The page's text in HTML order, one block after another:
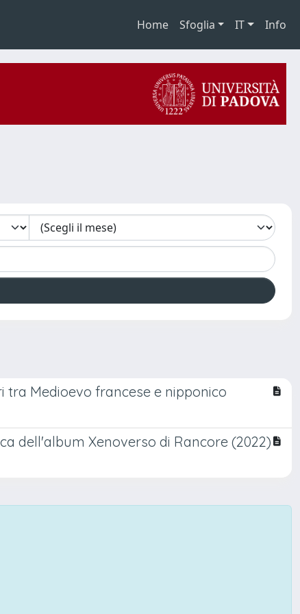
Home Sfoglia IT Info
tra Medioevo francese e nipponico
dell'album Xenoverso di Rancore (2022)